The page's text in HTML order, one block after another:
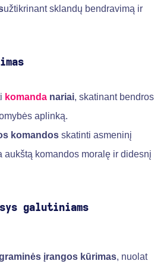
užtikrinant sklandų bendravimą ir
komanda nariai, skatinant bendros
aplinką.
komandos skatinti asmeninį
aukštą komandos moralę ir didesnį
galutiniams
įrangos kūrimas, nuolat